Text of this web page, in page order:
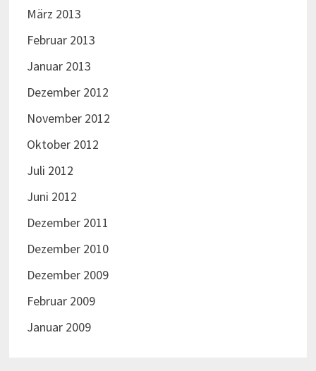
März 2013
Februar 2013
Januar 2013
Dezember 2012
November 2012
Oktober 2012
Juli 2012
Juni 2012
Dezember 2011
Dezember 2010
Dezember 2009
Februar 2009
Januar 2009